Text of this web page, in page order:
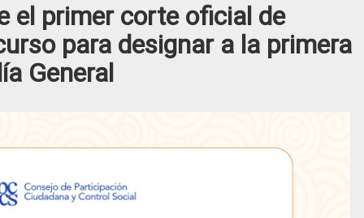
el primer corte oficial de
para designar a la primera
General